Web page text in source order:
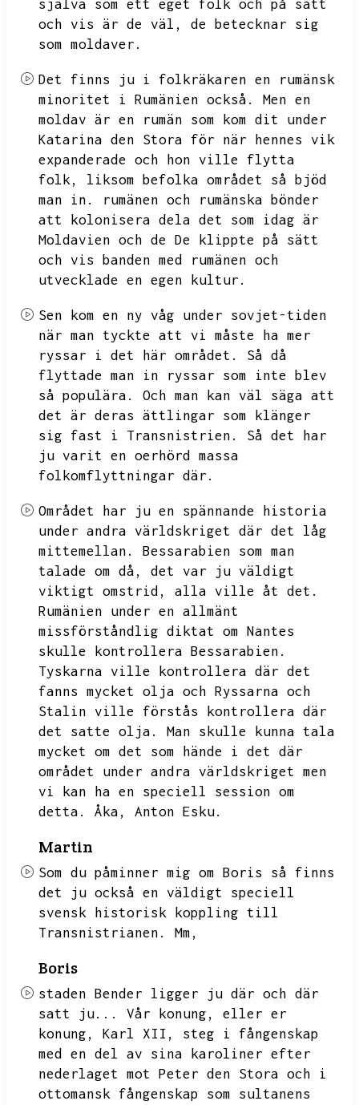
själva som ett eget folk och på sätt
och vis är de väl,
de betecknar sig
som moldaver.
Det finns ju i folkräkaren en rumänsk
minoritet i Rumänien också.
Men en
moldav är en rumän som kom dit under
Katarina den Stora för när hennes vik
expanderade och hon ville flytta
folk,
liksom befolka området så bjöd
man in.
rumänen och rumänska bönder
att kolonisera dela det som idag är
Moldavien och de De klippte på sätt
och vis banden med rumänen och
utvecklade en egen kultur.
Sen kom en ny våg under sovjet-tiden
när man tyckte att vi måste ha mer
ryssar i det här området.
Så då
flyttade man in ryssar som inte blev
så populära.
Och man kan väl säga att
det är deras ättlingar som klänger
sig fast i Transnistrien.
Så det har
ju varit en oerhörd massa
folkomflyttningar där.
Området har ju en spännande historia
under andra världskriget där det låg
mittemellan.
Bessarabien som man
talade om då,
det var ju väldigt
viktigt omstrid,
alla ville åt det.
Rumänien under en allmänt
missförståndlig diktat om Nantes
skulle kontrollera Bessarabien.
Tyskarna ville kontrollera där det
fanns mycket olja och Ryssarna och
Stalin ville förstås kontrollera där
det satte olja.
Man skulle kunna tala
mycket om det som hände i det där
området under andra världskriget men
vi kan ha en speciell session om
detta.
Åka, Anton Esku.
Martin
Som du påminner mig om Boris så finns
det ju också en väldigt speciell
svensk historisk koppling till
Transnistrianen.
Mm,
Boris
staden Bender ligger ju där och där
satt ju...
Vår konung,
eller er
konung,
Karl XII,
steg i fångenskap
med en del av sina karoliner efter
nederlaget mot Peter den Stora och i
ottomansk fångenskap som sultanens